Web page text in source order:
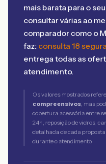
mais barata para o
consultar várias ao
comparador como o
faz: consulta 18
entrega todas as
atendimento.
Os valores mostrados
compreensivos, mas
cobertura acessória entre
24h, reposição de vidros,
detalhada de cada
durante o atendimento.